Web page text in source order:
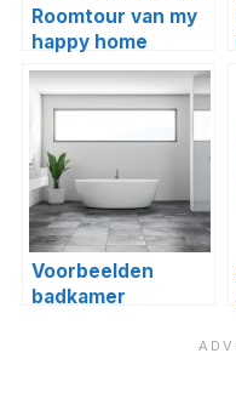
Roomtour van my
happy home
Voorbeelden
badkamer